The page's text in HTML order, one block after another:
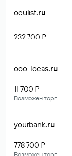
oculist.ru
232 700 ₽
ooo-locas.ru
11 700 ₽
Возможен торг
yourbank.ru
778 700 ₽
Возможен торг